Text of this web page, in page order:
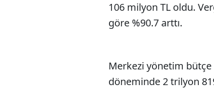
106 milyon TL oldu.
göre %90.7 arttı.
Merkezi yönetim
döneminde 2 trilyon